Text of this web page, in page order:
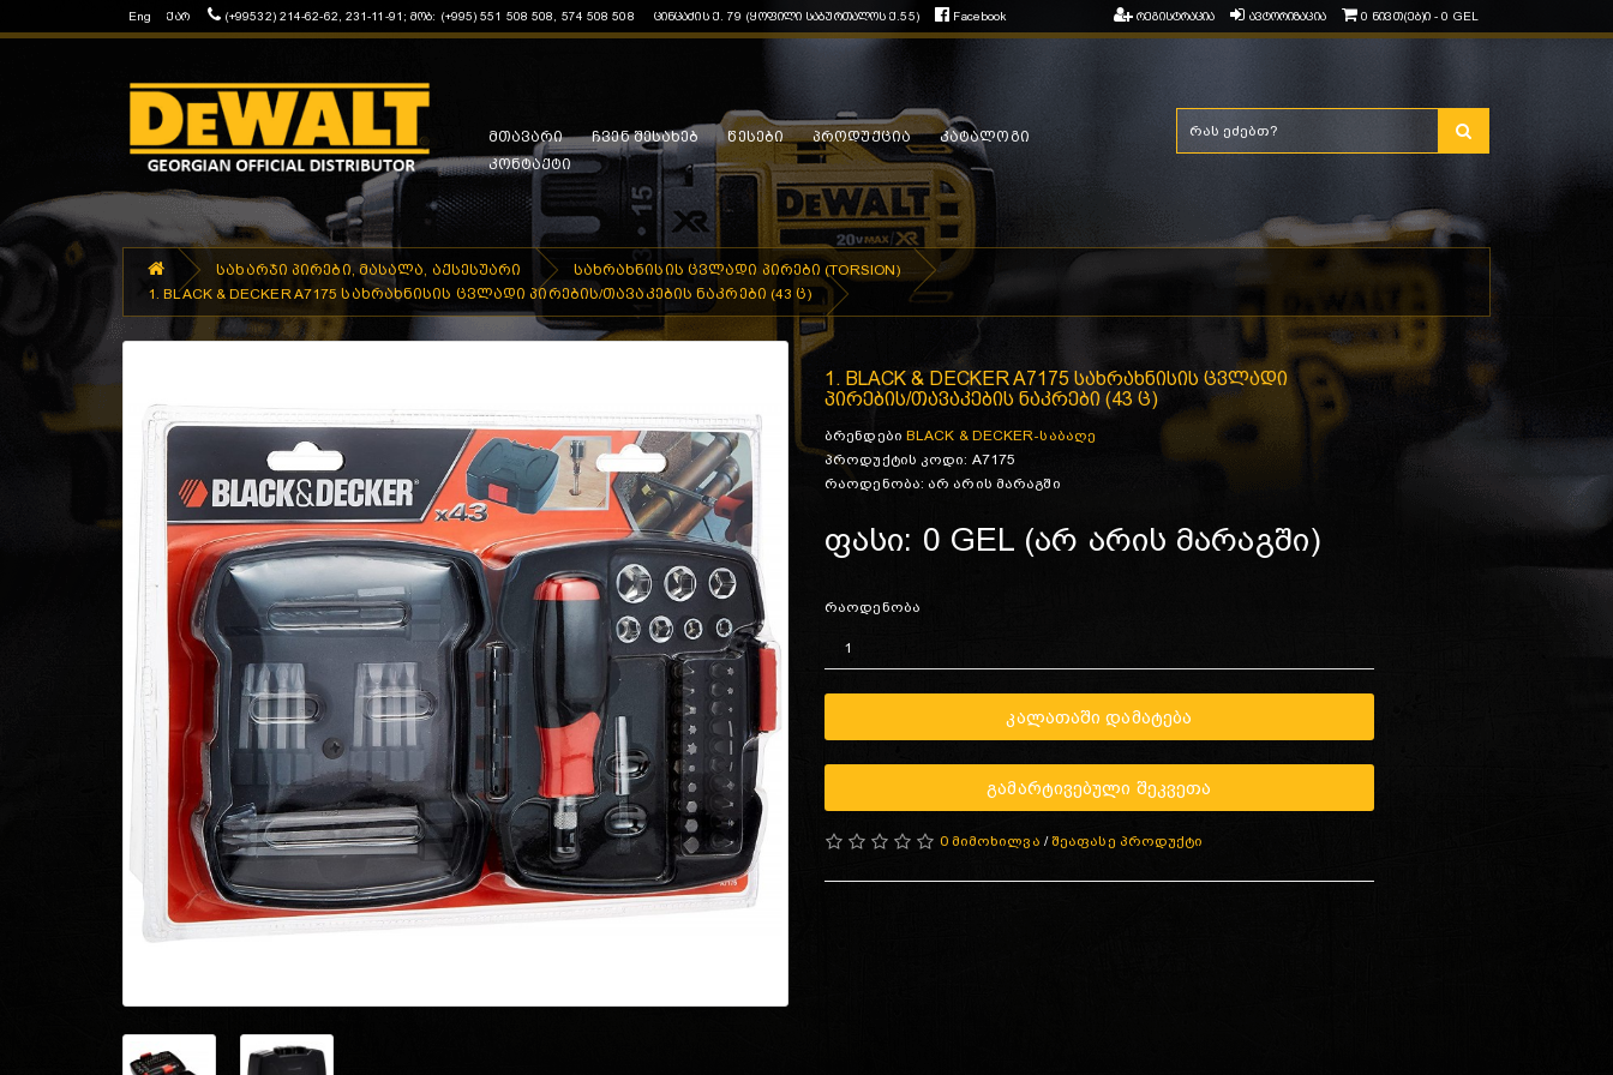
Eng ქარ (+99532) 214-62-62, 231-11-91; მობ: (+995) 551 508 508, 574 508 508 ცინცაძის ქ. 79 (ყოფილი საბურთალოს ქ.55) Facebook რეგისტრაცია ავტორიზაცია 0 ნივთ(ებ)ი - 0 GEL
მთავარი ჩვენ შესახებ წესები პროდუქცია
კატალოგი
კონტაქტი
სახარჯი პირები, მასალა, აქსესუარი
სახრახნისის ცვლადი პირები (TORSION)
1. BLACK & DECKER A7175 სახრახნისის ცვლადი პირების/თავაკების ნაკრები (43 ც)
1. BLACK & DECKER A7175 სახრახნისის ცვლადი
პირების/თავაკების ნაკრები (43 ც)
ბრენდები BLACK & DECKER-საბაღე
პროდუქტის კოდი: A7175
რაოდენობა: არ არის მარაგში
ფასი: 0 GEL (არ არის მარაგში)
რაოდენობა
ᲙᲐᲚᲐᲗᲐᲨᲘ ᲓᲐᲛᲐᲢᲔᲑᲐ
ᲒᲐᲛᲐᲠᲢᲘᲕᲔᲑᲣᲚᲘ ᲨᲔᲙᲕᲔᲗᲐ
0 მიმოხილვა /შეაფასე პროდუქტი